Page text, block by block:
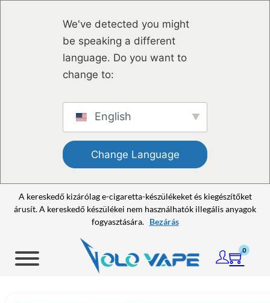
We've detected you might
be speaking a different
language. Do you want to
change to:
English
Change Language
A kereskedő kizárólag e-cigaretta-készülékeket és kiegészítőket
árusít. A kereskedő készülékei nem használhatók illegális anyagok
fogyasztására. Bezárás
0